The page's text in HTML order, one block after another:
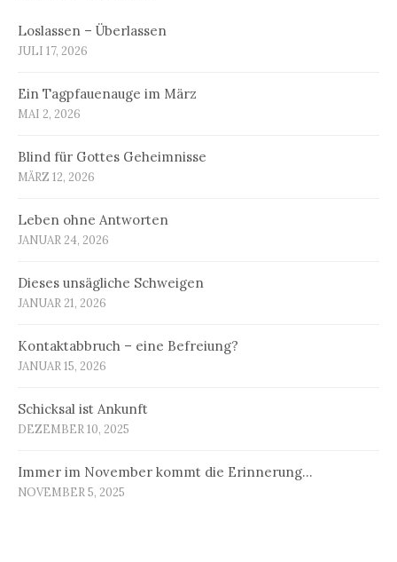
Loslassen – Überlassen
JULI 17, 2026
Ein Tagpfauenauge im März
MAI 2, 2026
Blind für Gottes Geheimnisse
MÄRZ 12, 2026
Leben ohne Antworten
JANUAR 24, 2026
Dieses unsägliche Schweigen
JANUAR 21, 2026
Kontaktabbruch – eine Befreiung?
JANUAR 15, 2026
Schicksal ist Ankunft
DEZEMBER 10, 2025
Immer im November kommt die Erinnerung…
NOVEMBER 5, 2025